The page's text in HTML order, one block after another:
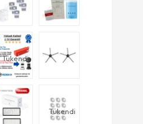
Tükendi
Tükendi